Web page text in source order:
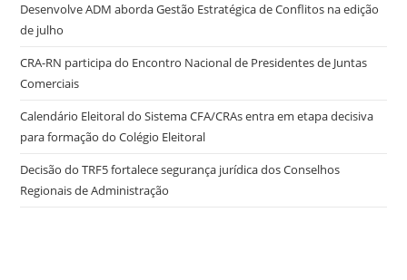
Desenvolve ADM aborda Gestão Estratégica de Conflitos na edição
de julho
CRA-RN participa do Encontro Nacional de Presidentes de Juntas
Comerciais
Calendário Eleitoral do Sistema CFA/CRAs entra em etapa decisiva
para formação do Colégio Eleitoral
Decisão do TRF5 fortalece segurança jurídica dos Conselhos
Regionais de Administração